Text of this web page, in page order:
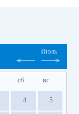
Июль
сб вс
4 5